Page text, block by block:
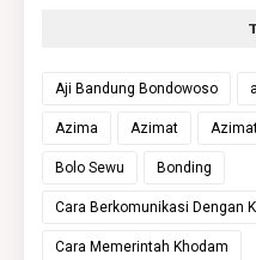
Aji Bandung Bondowoso
Azima Azimat
Bolo Sewu Bonding
Cara Berkomunikasi Dengan
Cara Memerintah Khodam